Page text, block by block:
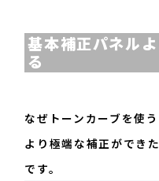
基本補正パネル
る
なぜトーンカーブを使
より極端な補正ができ
です。